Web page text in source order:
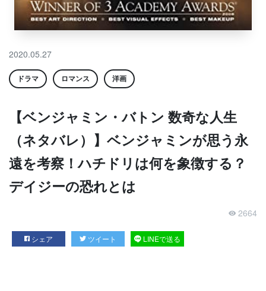
2020.05.27
ドラマ ロマンス 洋画
【ベンジャミン・バトン 数奇な人生
（ネタバレ）】ベンジャミンが思う永
遠を考察！ハチドリは何を象徴する？
デイジーの恐れとは
2664
シェア ツイート LINEで送る